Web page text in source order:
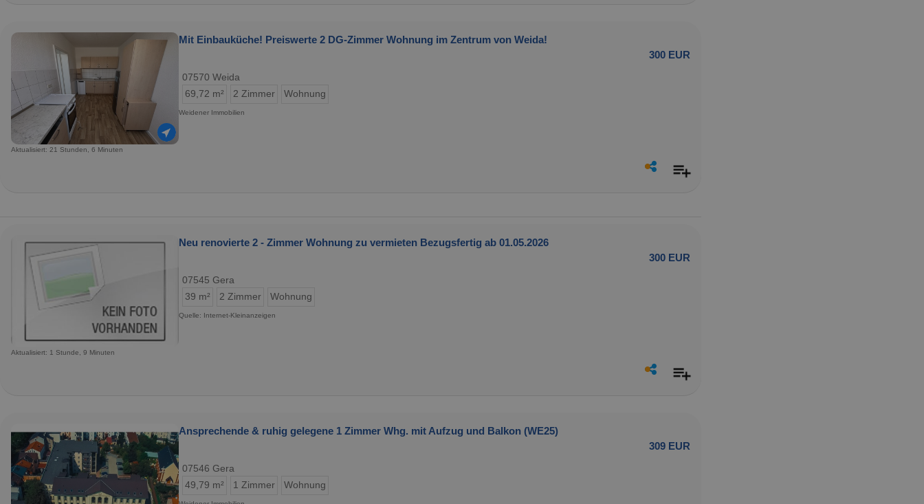
Mit Einbauküche! Preiswerte 2 DG-Zimmer Wohnung im Zentrum von Weida!
300 EUR
07570 Weida
69,72 m²
2 Zimmer Wohnung
Weidener Immobilien
Aktualisiert: 21 Stunden, 6 Minuten
Neu renovierte 2 - Zimmer Wohnung zu vermieten Bezugsfertig ab 01.05.2026
300 EUR
07545 Gera
39 m²
2 Zimmer Wohnung
Quelle: Internet-Kleinanzeigen
Aktualisiert: 1 Stunde, 9 Minuten
Ansprechende & ruhig gelegene 1 Zimmer Whg. mit Aufzug und Balkon (WE25)
309 EUR
07546 Gera
49,79 m²
1 Zimmer Wohnung